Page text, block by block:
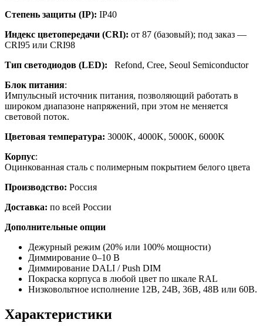
Степень защиты (IP): IP40
Индекс цветопередачи (CRI): от 87 (базовый); под заказ —
CRI95 или CRI98
Тип светодиодов (LED): Refond, Cree, Seoul Semiconductor
Блок питания:
Импульсный источник питания, позволяющий работать в
широком диапазоне напряжений, при этом не меняется
световой поток.
Цветовая температура: 3000K, 4000K, 5000K, 6000K
Корпус:
Оцинкованная сталь с полимерным покрытием белого цвета
Производство: Россия
Доставка: по всей России
Дополнительные опции
Дежурный режим (20% или 100% мощности)
Диммирование 0–10 В
Диммирование DALI / Push DIM
Покраска корпуса в любой цвет по шкале RAL
Низковольтное исполнение 12В, 24В, 36В, 48В или 60В.
Характеристики